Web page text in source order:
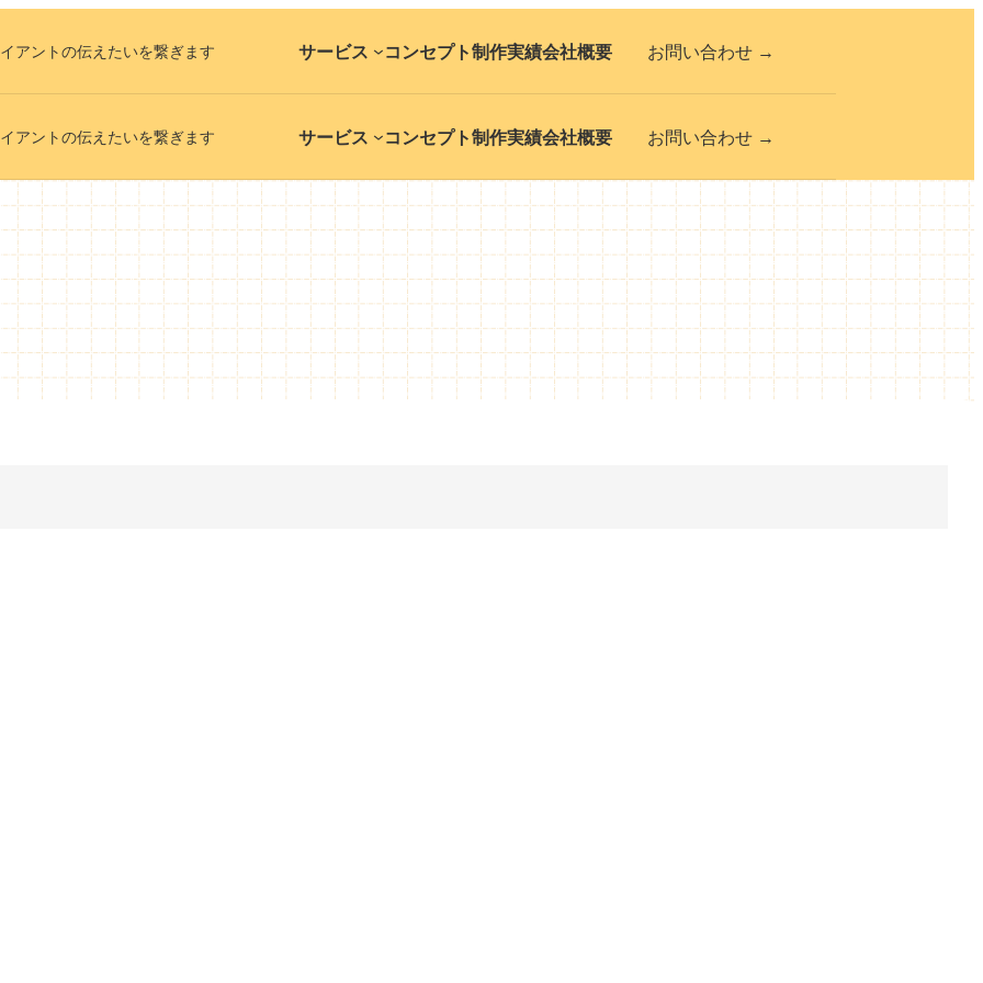
アントの伝えたいを繋ぎます サービス コンセプト制作実績会社概要 お問い合わせ →
アントの伝えたいを繋ぎます サービス コンセプト制作実績会社概要 お問い合わせ →